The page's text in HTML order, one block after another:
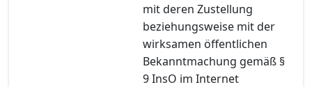
mit deren Zustellung
beziehungsweise mit der
wirksamen öffentlichen
Bekanntmachung gemäß §
9 InsO im Internet